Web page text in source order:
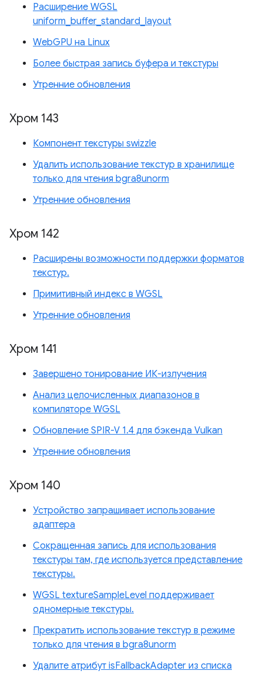
Расширение WGSL
uniform_buffer_standard_layout
WebGPU на Linux
Более быстрая запись буфера и текстуры
Утренние обновления
Хром 143
Компонент текстуры swizzle
Удалить использование текстур в хранилище
только для чтения bgra8unorm
Утренние обновления
Хром 142
Расширены возможности поддержки форматов
текстур.
Примитивный индекс в WGSL
Утренние обновления
Хром 141
Завершено тонирование ИК-излучения
Анализ целочисленных диапазонов в
компиляторе WGSL
Обновление SPIR-V 1.4 для бэкенда Vulkan
Утренние обновления
Хром 140
Устройство запрашивает использование
адаптера
Сокращенная запись для использования
текстуры там, где используется представление
текстуры.
WGSL textureSampleLevel поддерживает
одномерные текстуры.
Прекратить использование текстур в режиме
только для чтения в bgra8unorm
Удалите атрибут isFallbackAdapter из списка